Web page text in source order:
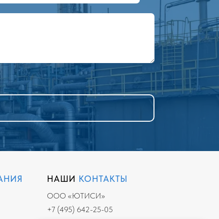
НАШИ КОНТАКТЫ
ООО «ЮТИСИ»
+7 (495) 642-25-05